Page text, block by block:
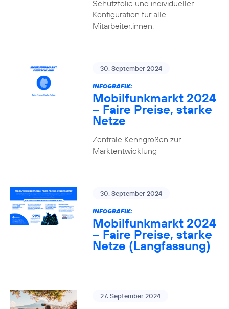
Schutzfolie und individueller
Konfiguration für alle
Mitarbeiter:innen.
30. September 2024
INFOGRAFIK:
Mobilfunkmarkt 2024
– Faire Preise, starke
Netze
Zentrale Kenngrößen zur
Marktentwicklung
30. September 2024
INFOGRAFIK:
Mobilfunkmarkt 2024
– Faire Preise, starke
Netze (Langfassung)
27. September 2024